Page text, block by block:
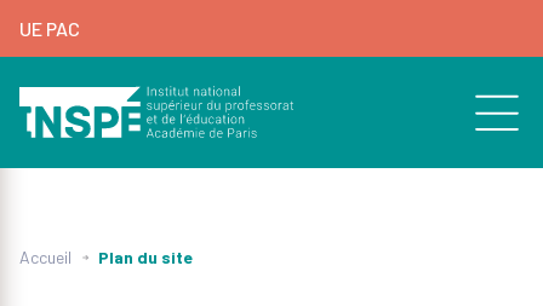
UE PAC
d'Ariane
Accueil Plan du site
de
page